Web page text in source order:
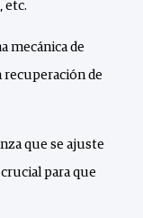
etc.
mecánica de
recuperación de
que se ajuste
para que